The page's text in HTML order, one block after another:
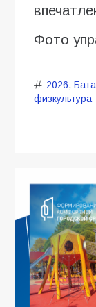
Фото
2026,
физкультура